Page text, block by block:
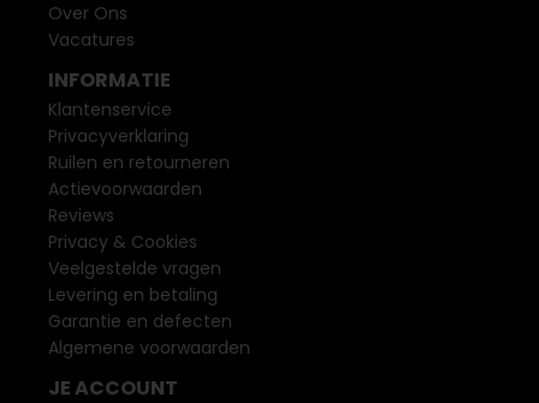
Over Ons
Vacatures
INFORMATIE
Klantenservice
Privacyverklaring
Ruilen en retourneren
Actievoorwaarden
Reviews
Privacy & Cookies
Veelgestelde vragen
Levering en betaling
Garantie en defecten
Algemene voorwaarden
JE ACCOUNT